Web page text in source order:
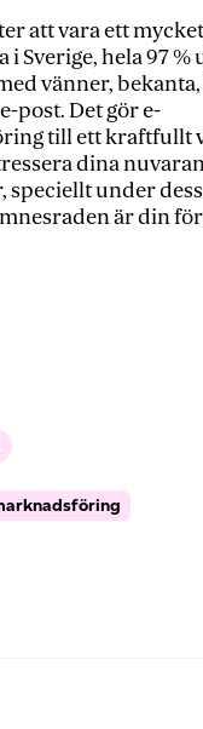
att vara ett
Sverige, hela 97 %
vänner,
post. Det gör e-
till ett kraftfullt
dina
speciellt under
är din